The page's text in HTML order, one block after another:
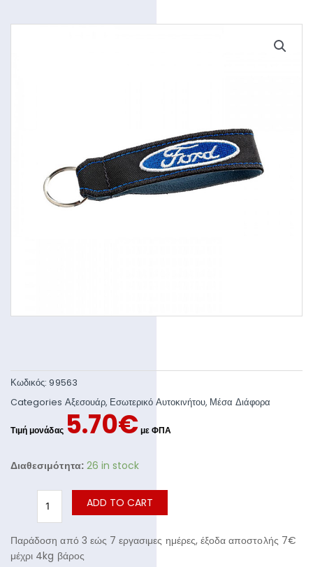
Κωδικός: 99563
Categories Αξεσουάρ, Εσωτερικό Αυτοκινήτου, Μέσα Διάφορα
5.70€
Διαθεσιμότητα: 26 in stock
ADD TO CART
Παράδοση από 3 εώς 7 εργασιμες ημέρες, έξοδα αποστολής 7€
μέχρι 4kg βάρος